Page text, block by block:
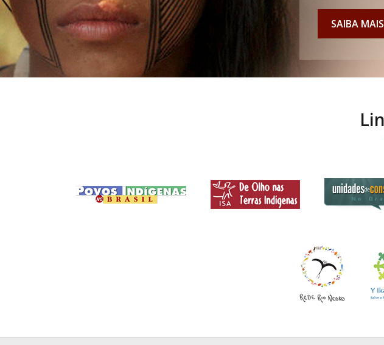
SAIBA MAIS